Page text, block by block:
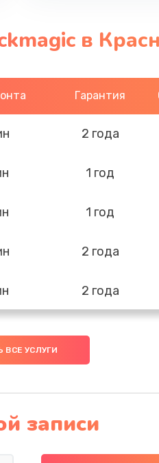
в
Гарантия
2 года
1 год
1 год
2 года
2 года
3 года
ВСЕ УСЛУГИ
записи